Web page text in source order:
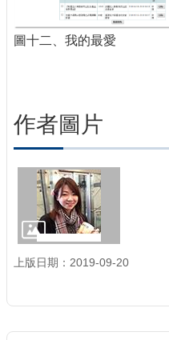
圖十二、我的最愛
作者圖片
上版日期：2019-09-20